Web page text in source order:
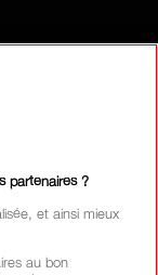
partenaires ?
et ainsi mieux
au bon